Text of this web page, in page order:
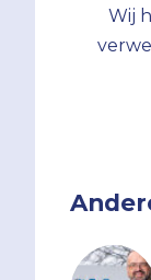
Wij